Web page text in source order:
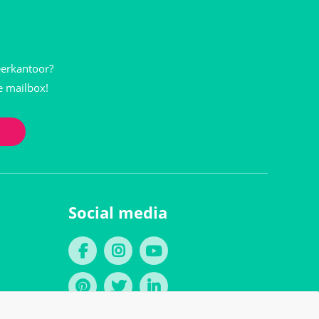
mailbox!
Social media